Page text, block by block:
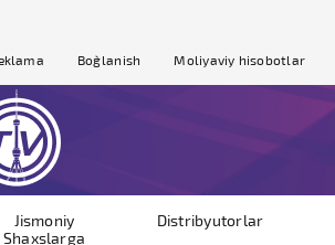
Bog`lanish Moliyaviy hisobotlar
Jismoniy
Shaxslarga
Distribyutorlar